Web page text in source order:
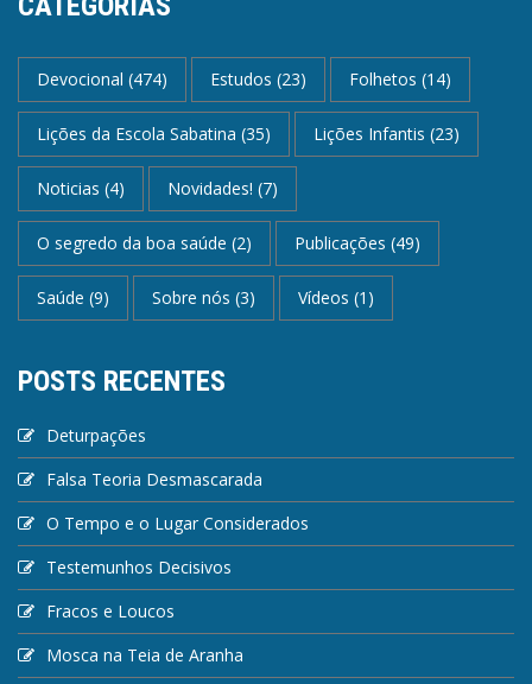
Devocional (474) Estudos (23) Folhetos (14)
Lições da Escola Sabatina (35) Lições Infantis (23)
Noticias (4) Novidades! (7)
O segredo da boa saúde (2) Publicações (49)
Saúde (9) Sobre nós (3) Vídeos (1)
POSTS RECENTES
Deturpações
Falsa Teoria Desmascarada
O Tempo e o Lugar Considerados
Testemunhos Decisivos
Fracos e Loucos
Mosca na Teia de Aranha